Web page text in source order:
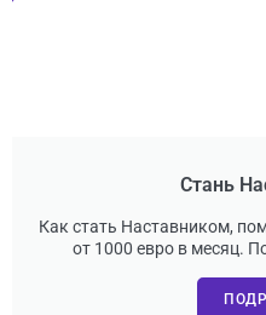
Стань
Как стать Наставником,
от 1000 евро в месяц.